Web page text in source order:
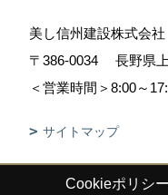
美し信州建設株式会社
〒386-0034
長野県
＜営業時間＞8:00～
サイトマップ
Copyright (c) Sinshuu. All
Cookieポリシー